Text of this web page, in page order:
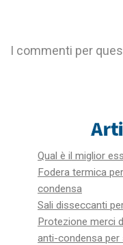
I commenti per
Qual è il miglior
Fodera termica
condensa
Sali disseccanti
Protezione merci
anti-condensa per